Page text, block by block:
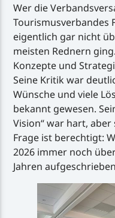
Wer die
Tourismusverbandes
eigentlich gar nicht
meisten Rednern
Konzepte und
Seine Kritik war
Wünsche und viele
bekannt gewesen.
Vision“ war hart,
Frage ist berechtigt:
2026 immer noch
Jahren